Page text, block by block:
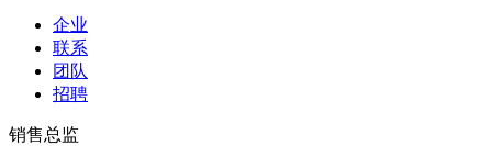
企业
联系
团队
招聘
销售总监